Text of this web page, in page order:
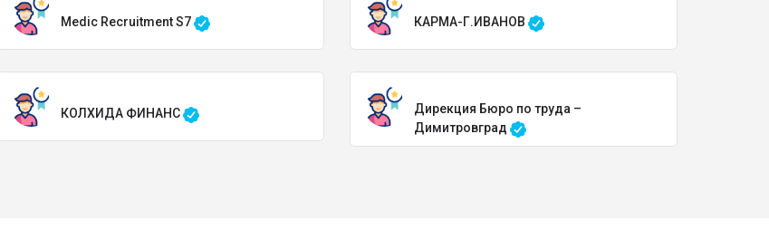
Medic Recruitment S7 КАРМА-Г.ИВАНОВ
КОЛХИДА ФИНАНС
Дирекция Бюро по труда –
Димитровград